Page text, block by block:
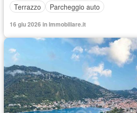
Terrazzo
Parcheggio auto
16 giu 2026 in Immobiliare.it